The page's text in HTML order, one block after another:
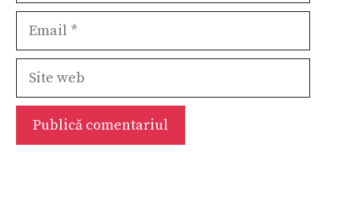
Email
Site